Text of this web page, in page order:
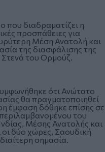
που διαδραματίζει η
προσπάθειες για
Μέση Ανατολή και
της διασφάλισης της
Στενά του Ορμούζ.
ότι Ανώτατο
θα πραγματοποιηθεί
έμφαση δόθηκε επίσης σε
του
Μέσης Ανατολής και
δύο χώρες, Σαουδική
σημασία.